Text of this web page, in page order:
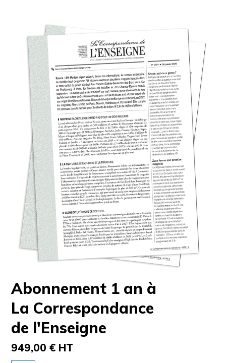
Abonnement 1 an à
La Correspondance
de l'Enseigne
949,00 € HT